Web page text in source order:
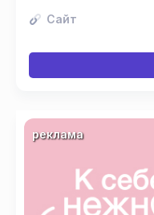
Сайт
реклама